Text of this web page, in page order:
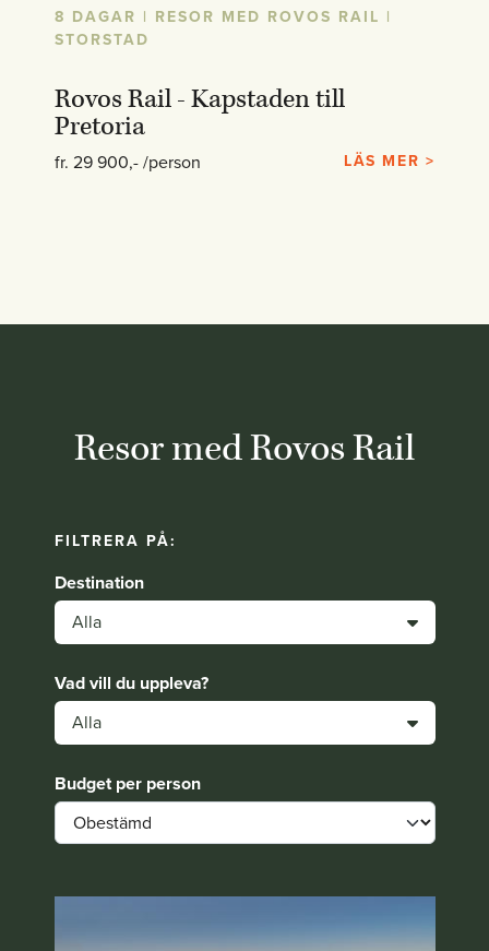
8 DAGAR | RESOR MED ROVOS RAIL |
STORSTAD
Rovos Rail - Kapstaden till
Pretoria
fr. 29 900,- /person LÄS MER >
Resor med Rovos Rail
FILTRERA PÅ:
Destination
Alla
Vad vill du uppleva?
Alla
Budget per person